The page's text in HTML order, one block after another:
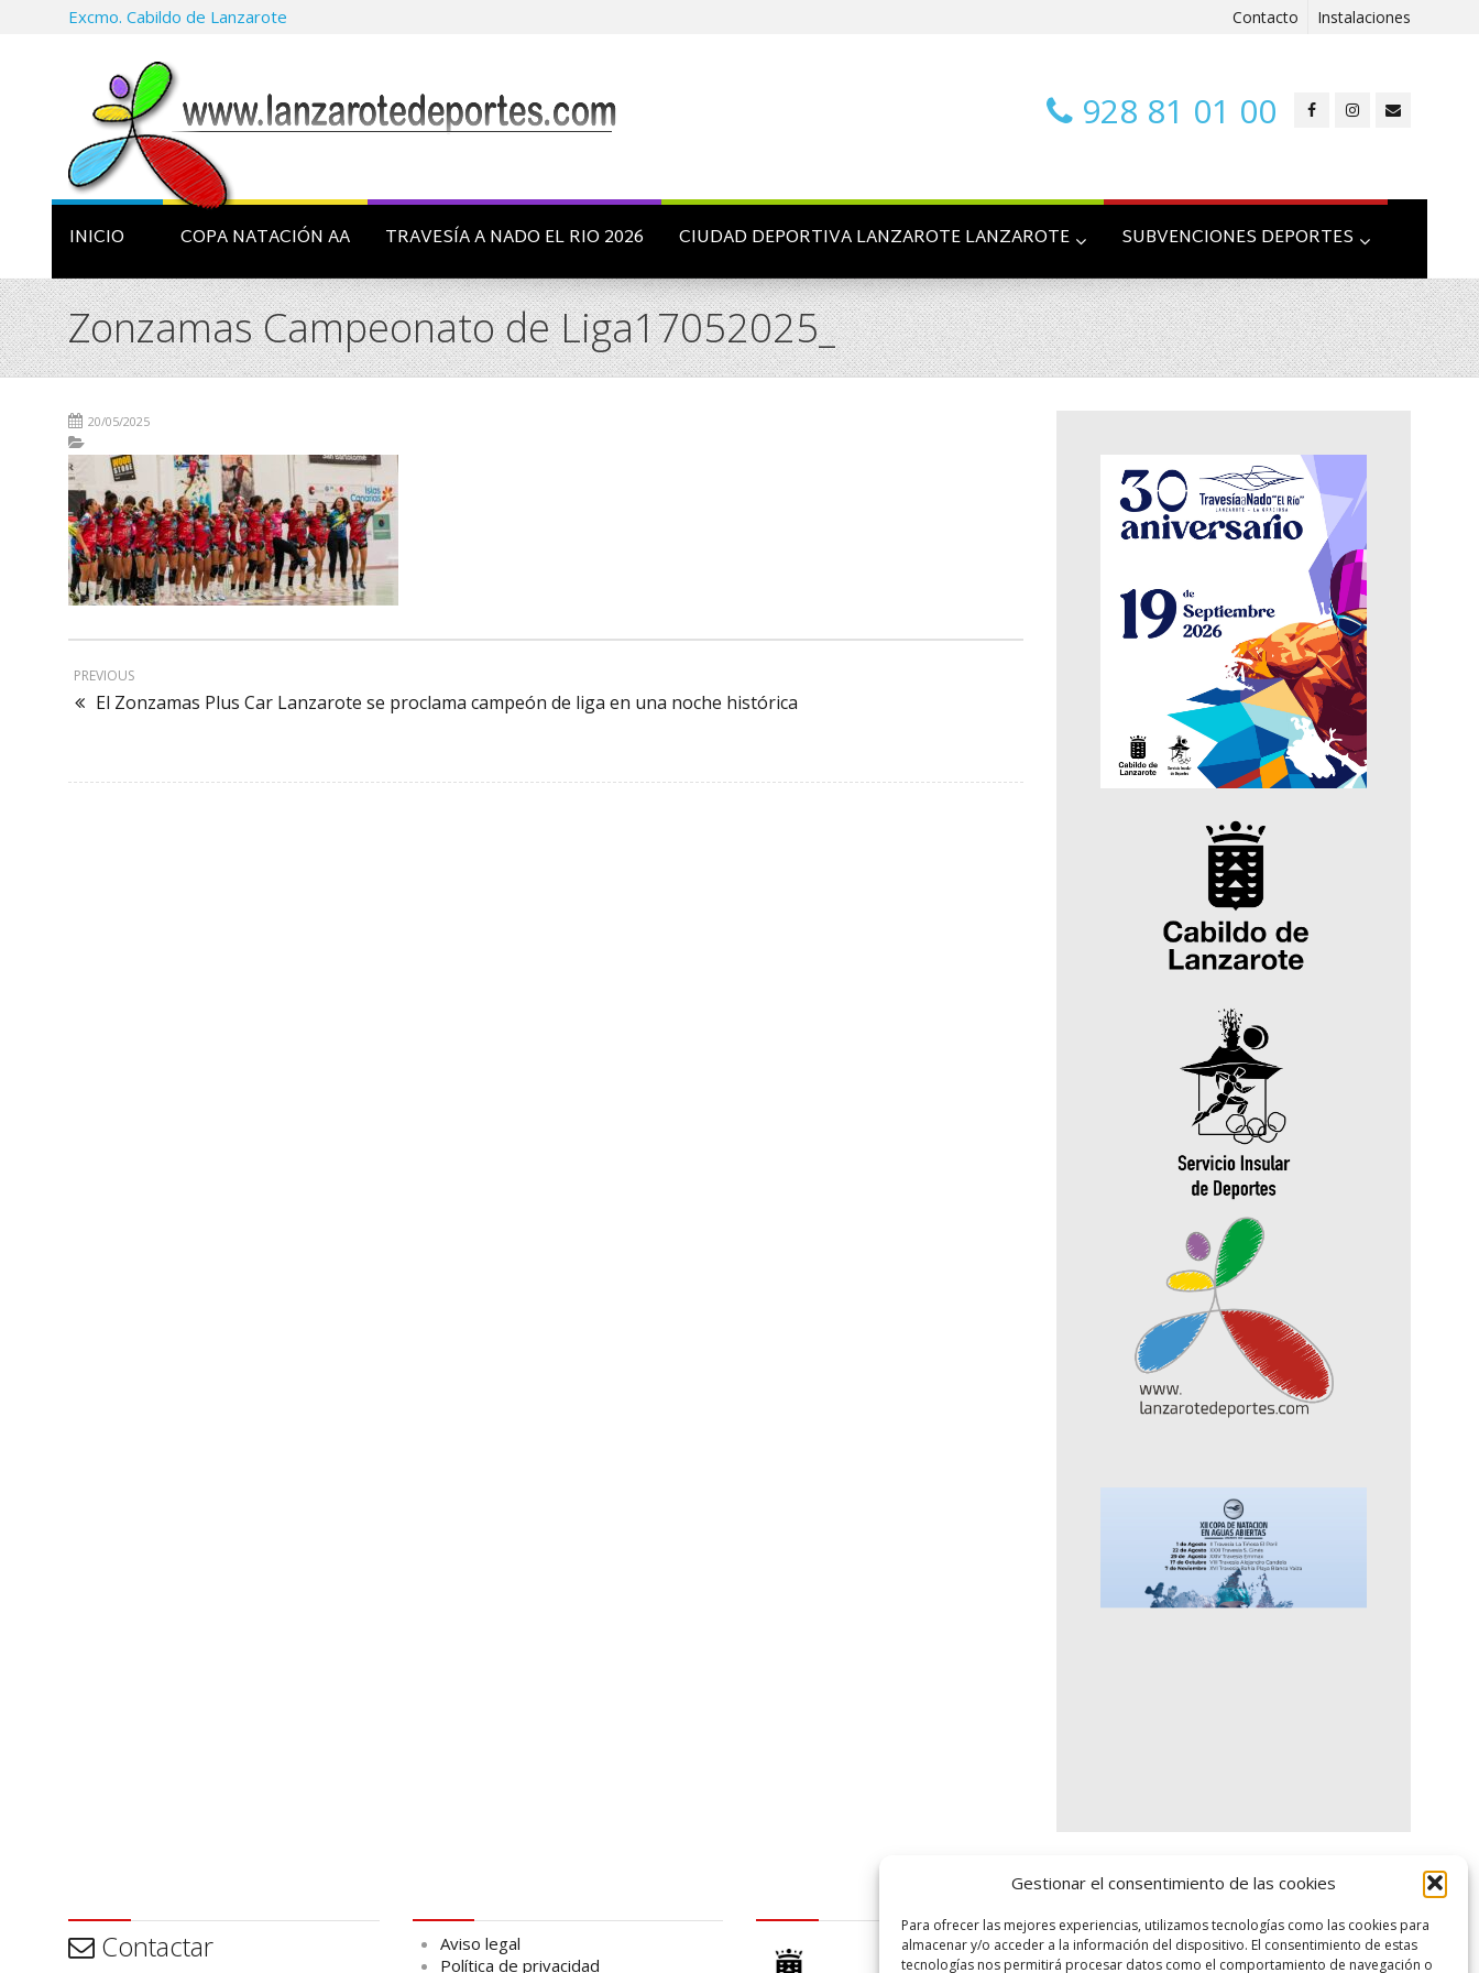
Gestionar el consentimiento de las cookies
Para ofrecer las mejores experiencias, utilizamos tecnologías como las cookies para
almacenar y/o acceder a la información del dispositivo. El consentimiento de estas
tecnologías nos permitirá procesar datos como el comportamiento de navegación o
Excmo. Cabildo de Lanzarote Contacto Instalaciones
928 81 01 00
INICIO COPA NATACIÓN AA TRAVESÍA A NADO EL RIO 2026 CIUDAD DEPORTIVA LANZAROTE LANZAROTE SUBVENCIONES DEPORTES
Zonzamas Campeonato de Liga17052025_
20/05/2025
PREVIOUS
El Zonzamas Plus Car Lanzarote se proclama campeón de liga en una noche histórica
Contactar
Aviso legal
Política de privacidad
logo SID